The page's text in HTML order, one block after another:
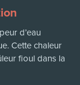
d’eau
Cette chaleur
fioul dans la